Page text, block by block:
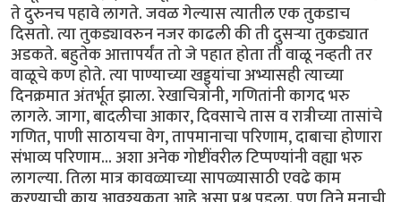
ते दुरुनच पहावे लागते. जवळ गेल्यास त्यातील एक तुकडाच
दिसतो. त्या तुकड्यावरुन नजर काढली की ती दुसर्‍या तुकड्यात
अडकते. बहुतेक आत्तापर्यंत तो जे पहात होता ती वाळू नव्हती तर
वाळूचे कण होते. त्या पाण्याच्या खड्ड्यांचा अभ्यासही त्याच्या
दिनक्रमात अंतर्भूत झाला. रेखाचित्रांनी, गणितांनी कागद भरु
लागले. जागा, बादलीचा आकार, दिवसाचे तास व रात्रीच्या तासांचे
गणित, पाणी साठायचा वेग, तापमानाचा परिणाम, दाबाचा होणारा
संभाव्य परिणाम... अशा अनेक गोष्टींवरील टिप्पण्यांनी वह्या भरु
लागल्या. तिला मात्र कावळ्याच्या सापळ्यासाठी एवढे काम